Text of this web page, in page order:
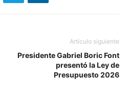
Artículo siguiente
Presidente Gabriel Boric Font
presentó la Ley de
Presupuesto 2026